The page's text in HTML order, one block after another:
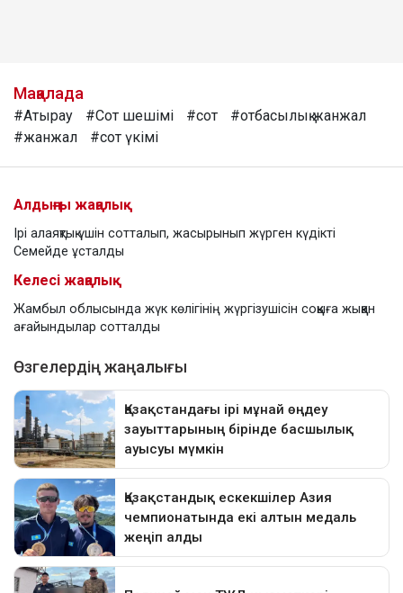
Мақалада
#Атырау #Сот шешімі #сот
#отбасылық жанжал
#жанжал
#сот үкімі
Алдыңғы жаңалық
Ірі алаяқтық үшін сотталып, жасырынып жүрген күдікті
Семейде ұсталды
Келесі жаңалық
Жамбыл облысында жүк көлігінің жүргізушісін соққыға жыққан
ағайындылар сотталды